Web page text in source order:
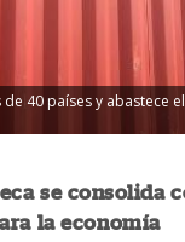
40 países y abastece
se consolida
la economía